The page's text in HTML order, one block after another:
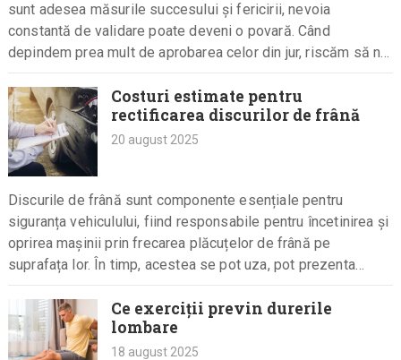
sunt adesea măsurile succesului și fericirii, nevoia
constantă de validare poate deveni o povară. Când
depindem prea mult de aprobarea celor din jur, riscăm să ne
Costuri estimate pentru
rectificarea discurilor de frână
20 august 2025
Discurile de frână sunt componente esențiale pentru
siguranța vehiculului, fiind responsabile pentru încetinirea și
oprirea mașinii prin frecarea plăcuțelor de frână pe
suprafața lor. În timp, acestea se pot uza, pot prezenta
Ce exerciții previn durerile
lombare
18 august 2025